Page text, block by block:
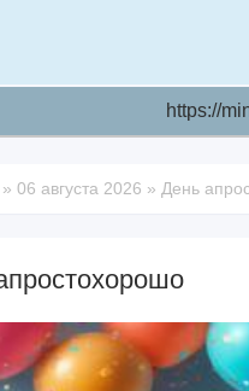
https://
» 06 августа 2026 » День